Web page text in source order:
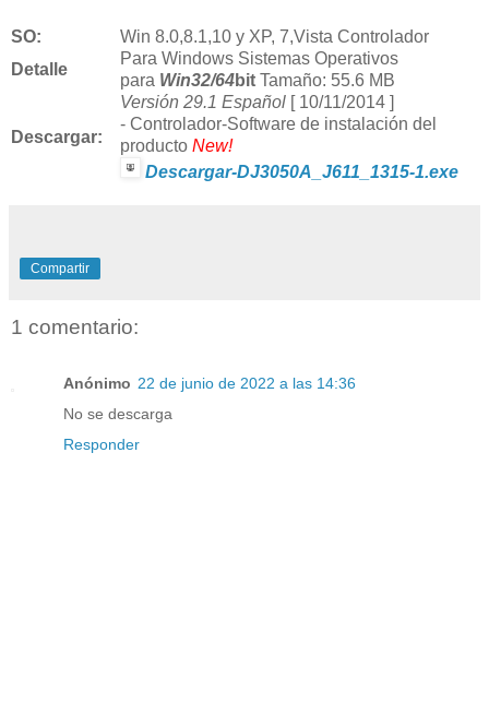
SO: Win 8.0,8.1,10 y XP, 7,Vista Controlador
Detalle
Para Windows Sistemas Operativos
para Win32/64bit Tamaño: 55.6 MB
Descargar:
Versión 29.1 Español [ 10/11/2014 ]
- Controlador-Software de instalación del
producto New!
Descargar-DJ3050A_J611_1315-1.exe
Compartir
1 comentario:
Anónimo 22 de junio de 2022 a las 14:36
No se descarga
Responder